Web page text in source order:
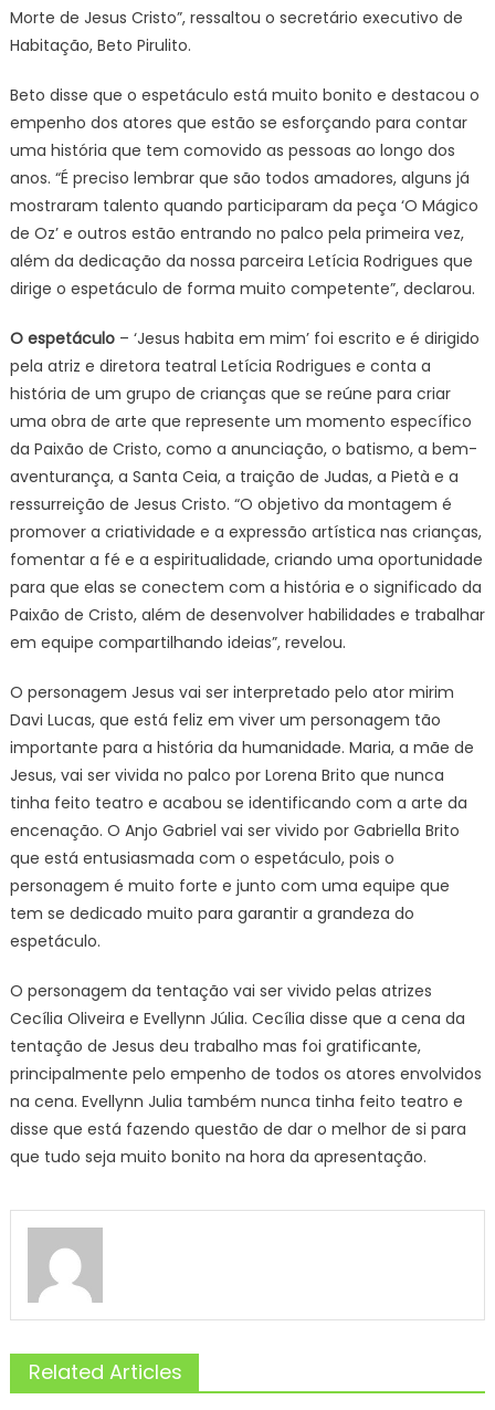
Morte de Jesus Cristo”, ressaltou o secretário executivo de
Habitação, Beto Pirulito.
Beto disse que o espetáculo está muito bonito e destacou o
empenho dos atores que estão se esforçando para contar
uma história que tem comovido as pessoas ao longo dos
anos. “É preciso lembrar que são todos amadores, alguns já
mostraram talento quando participaram da peça ‘O Mágico
de Oz’ e outros estão entrando no palco pela primeira vez,
além da dedicação da nossa parceira Letícia Rodrigues que
dirige o espetáculo de forma muito competente”, declarou.
O espetáculo– ‘Jesus habita em mim’ foi escrito e é dirigido
pela atriz e diretora teatral Letícia Rodrigues e conta a
história de um grupo de crianças que se reúne para criar
uma obra de arte que represente um momento específico
da Paixão de Cristo, como a anunciação, o batismo, a bem-
aventurança, a Santa Ceia, a traição de Judas, a Pietà e a
ressurreição de Jesus Cristo. “O objetivo da montagem é
promover a criatividade e a expressão artística nas crianças,
fomentar a fé e a espiritualidade, criando uma oportunidade
para que elas se conectem com a história e o significado da
Paixão de Cristo, além de desenvolver habilidades e trabalhar
em equipe compartilhando ideias”, revelou.
O personagem Jesus vai ser interpretado pelo ator mirim
Davi Lucas, que está feliz em viver um personagem tão
importante para a história da humanidade. Maria, a mãe de
Jesus, vai ser vivida no palco por Lorena Brito que nunca
tinha feito teatro e acabou se identificando com a arte da
encenação. O Anjo Gabriel vai ser vivido por Gabriella Brito
que está entusiasmada com o espetáculo, pois o
personagem é muito forte e junto com uma equipe que
tem se dedicado muito para garantir a grandeza do
espetáculo.
O personagem da tentação vai ser vivido pelas atrizes
Cecília Oliveira e Evellynn Júlia. Cecília disse que a cena da
tentação de Jesus deu trabalho mas foi gratificante,
principalmente pelo empenho de todos os atores envolvidos
na cena. Evellynn Julia também nunca tinha feito teatro e
disse que está fazendo questão de dar o melhor de si para
que tudo seja muito bonito na hora da apresentação.
Related Articles